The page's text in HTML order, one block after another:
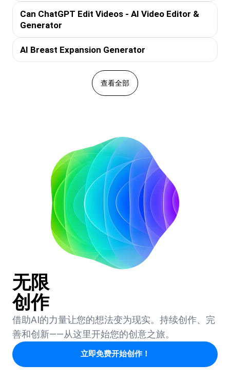
Can ChatGPT Edit Videos - AI Video Editor &
Generator
AI Breast Expansion Generator
查看全部
无限
创作
借助AI的力量让您的想法变为现实。持续创作、完
善和创新——从这里开始您的创意之旅。
立即免费开始创作！